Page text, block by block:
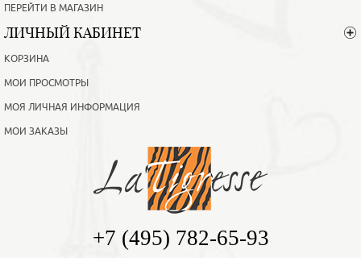
ПЕРЕЙТИ В МАГАЗИН
ЛИЧНЫЙ КАБИНЕТ
КОРЗИНА
МОИ ПРОСМОТРЫ
МОЯ ЛИЧНАЯ ИНФОРМАЦИЯ
МОИ ЗАКАЗЫ
+7 (495) 782-65-93